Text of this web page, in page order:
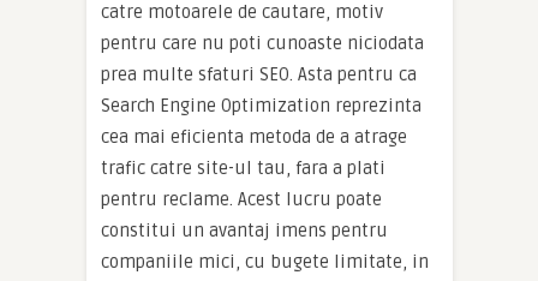
catre motoarele de cautare, motiv
pentru care nu poti cunoaste niciodata
prea multe sfaturi SEO. Asta pentru ca
Search Engine Optimization reprezinta
cea mai eficienta metoda de a atrage
trafic catre site-ul tau, fara a plati
pentru reclame. Acest lucru poate
constitui un avantaj imens pentru
companiile mici, cu bugete limitate, in